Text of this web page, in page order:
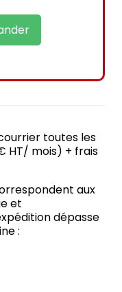
toutes les
HT/ mois) + frais
aux
et
dépasse
: